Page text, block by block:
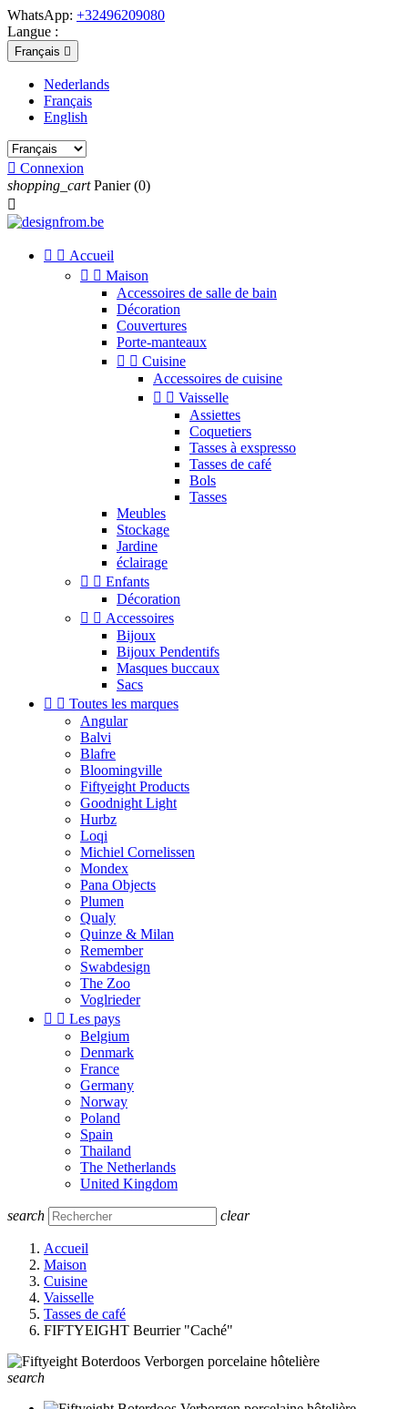
WhatsApp: +32496209080
Langue :
Français 
Nederlands
Français
English
 Connexion
shopping_cart Panier (0)

  Accueil
  Maison
Accessoires de salle de bain
Décoration
Couvertures
Porte-manteaux
  Cuisine
Accessoires de cuisine
  Vaisselle
Assiettes
Coquetiers
Tasses à exspresso
Tasses de café
Bols
Tasses
Meubles
Stockage
Jardine
éclairage
  Enfants
Décoration
  Accessoires
Bijoux
Bijoux Pendentifs
Masques buccaux
Sacs
  Toutes les marques
Angular
Balvi
Blafre
Bloomingville
Fiftyeight Products
Goodnight Light
Hurbz
Loqi
Michiel Cornelissen
Mondex
Pana Objects
Plumen
Qualy
Quinze & Milan
Remember
Swabdesign
The Zoo
Voglrieder
  Les pays
Belgium
Denmark
France
Germany
Norway
Poland
Spain
Thailand
The Netherlands
United Kingdom
search clear
Accueil
Maison
Cuisine
Vaisselle
Tasses de café
FIFTYEIGHT Beurrier "Caché"
search